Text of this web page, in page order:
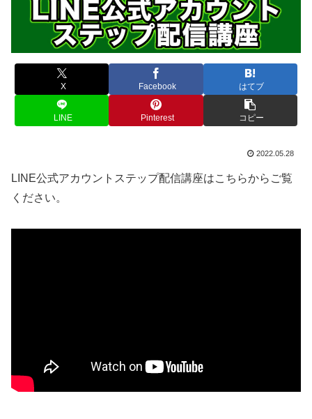
X Facebook はてブ
LINE Pinterest コピー
2022.05.28
LINE公式アカウントステップ配信講座はこちらからご覧
ください。